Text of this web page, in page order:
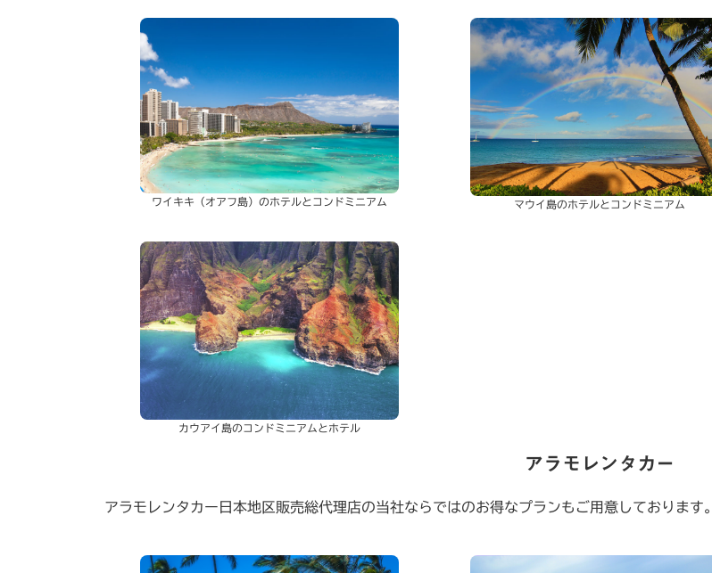
ワイキキ（オアフ島）のホテルとコンドミニアム マウイ島のホテルとコンドミニアム
カウアイ島のコンドミニアムとホテル
アラモレンタカー
アラモレンタカー日本地区販売総代理店の当社ならではのお得なプランもご用意しております。